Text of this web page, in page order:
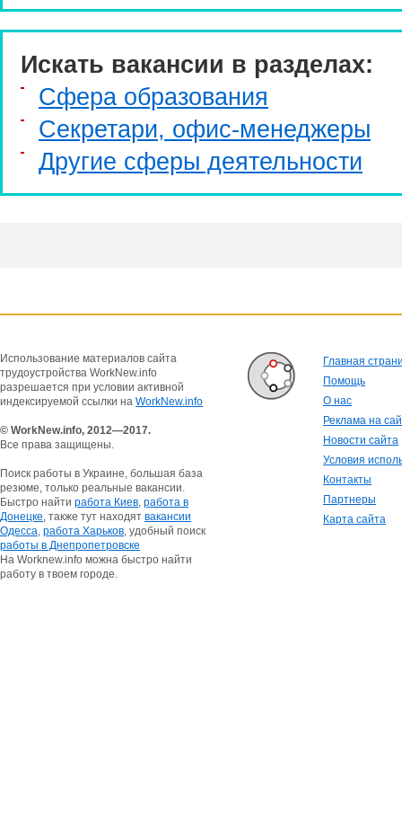
Искать вакансии в разделах:
Сфера образования
Секретари, офис-менеджеры
Другие сферы деятельности
Использование материалов сайта
трудоустройства WorkNew.info
разрешается при условии активной
индексируемой ссылки на WorkNew.info
© WorkNew.info, 2012—2017.
Все права защищены.
Поиск работы в Украине, большая база
резюме, только реальные вакансии.
Быстро найти работа Киев, работа в
Донецке, также тут находят вакансии
Одесса, работа Харьков, удобный поиск
работы в Днепропетровске
На Worknew.info можна быстро найти
работу в твоем городе.
Главная
Помощь
О нас
Реклама на
Новости сайта
Условия
Контакты
Партнеры
Карта сайта